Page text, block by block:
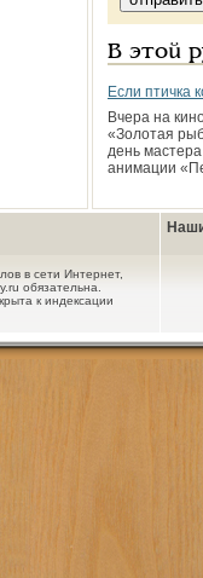
В этой
Если птичка
Вчера на
«Золотая
день
анимации
в сети Интернет,
обязательна.
к индексации